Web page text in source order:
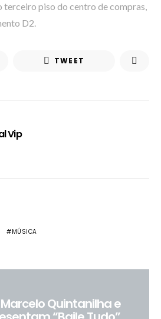
terceiro piso do centro de compras,
D2.
TWEET
Vip
MÚSICA
Quintanilha e